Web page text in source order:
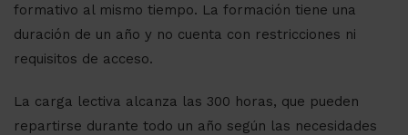
formativo al mismo tiempo. La formación tiene una
duración de un año y no cuenta con restricciones ni
requisitos de acceso.
La carga lectiva alcanza las 300 horas, que pueden
repartirse durante todo un año según las necesidades